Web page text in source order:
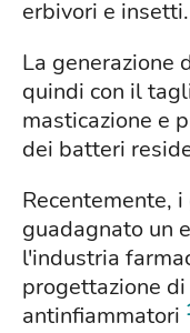
erbivori e insetti.
La generazione
quindi con il
masticazione e
dei batteri
Recentemente,
guadagnato un
l'industria
progettazione di
antinfiammatori